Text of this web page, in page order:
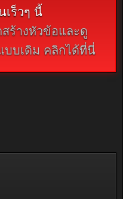
เร็วๆ นี้
ร้างหัวข้อและดู
บบเดิม คลิกได้ที่นี่